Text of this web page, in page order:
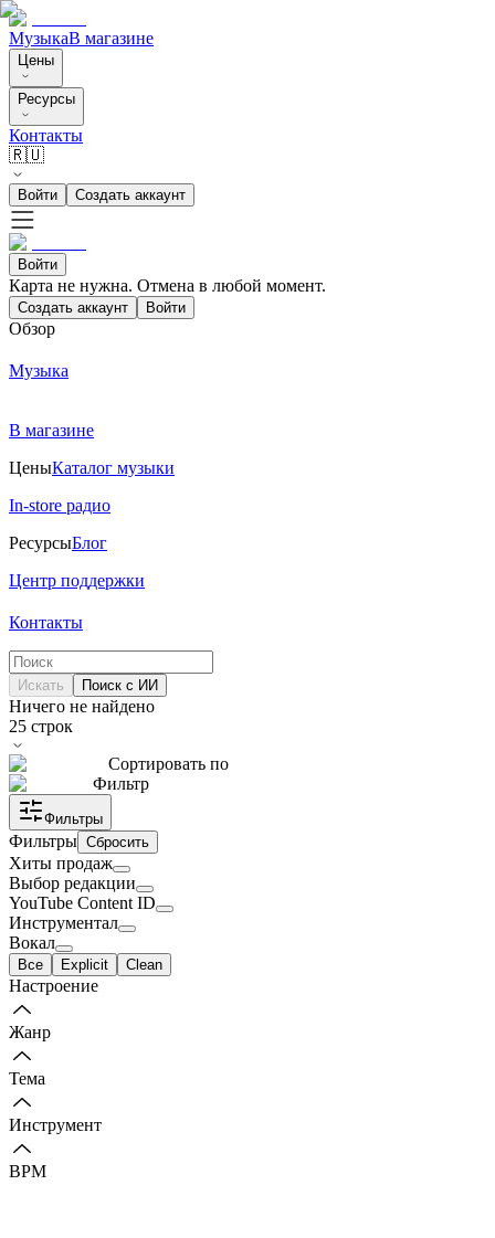
МузыкаВ магазине
Цены
Ресурсы
Контакты
🇷🇺
Войти Создать аккаунт
Войти
Карта не нужна. Отмена в любой момент.
Создать аккаунт Войти
Обзор
Музыка
В магазине
ЦеныКаталог музыки
In-store радио
РесурсыБлог
Центр поддержки
Контакты
Искать Поиск с ИИ
Ничего не найдено
25 строк
Сортировать по
Фильтр
Фильтры
Фильтры Сбросить
Хиты продаж
Выбор редакции
YouTube Content ID
Инструментал
Вокал
Все Explicit Clean
Настроение
Жанр
Тема
Инструмент
BPM